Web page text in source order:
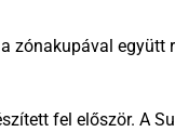
zónakupával együtt
fel először. A